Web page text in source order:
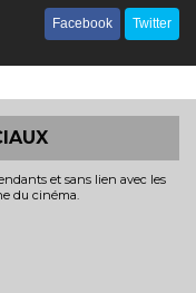
Facebook Twitter
et sans lien avec les
du cinéma.